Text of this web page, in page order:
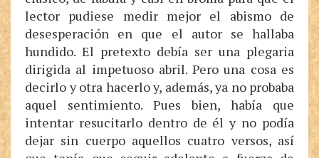
lector pudiese medir mejor el abismo de
desesperación en que el autor se hallaba
hundido. El pretexto debía ser una plegaria
dirigida al impetuoso abril. Pero una cosa es
decirlo y otra hacerlo y, además, ya no probaba
aquel sentimiento. Pues bien, había que
intentar resucitarlo dentro de él y no podía
dejar sin cuerpo aquellos cuatro versos, así